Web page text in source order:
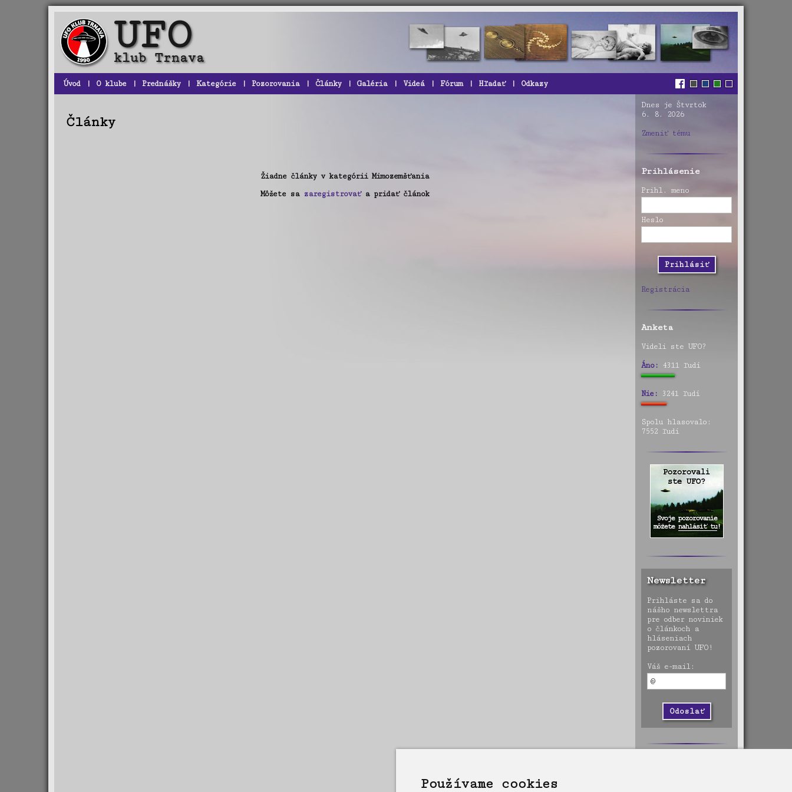
Používame cookies
Úvod | O klube | Prednášky | Kategórie | Pozorovania | Články | Galéria | Videá | Fórum | Hľadať | Odkazy
Články
Žiadne články v kategórii Mimozemšťania
Môžete sa zaregistrovaťa pridať článok
Dnes je Štvrtok
6. 8. 2026
Zmeniť tému
Prihlásenie
Prihl. meno
Heslo
Registrácia
Anketa
Videli ste UFO?
Áno: 4311 ľudí
Nie: 3241 ľudí
Spolu hlasovalo:
7552 ľudí
Newsletter
Prihláste sa do
nášho newslettra
pre odber noviniek
o článkoch a
hláseniach
pozorovaní UFO!
Váš e-mail: